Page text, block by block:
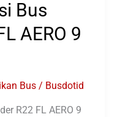
Bus
AERO 9
Bus/ Busdotid
R22 FL AERO 9